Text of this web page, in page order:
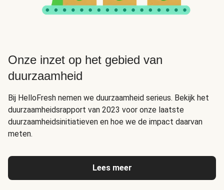
Onze inzet op het gebied van
duurzaamheid
Bij HelloFresh nemen we duurzaamheid serieus. Bekijk het
duurzaamheidsrapport van 2023 voor onze laatste
duurzaamheidsinitiatieven en hoe we de impact daarvan
meten.
Lees meer